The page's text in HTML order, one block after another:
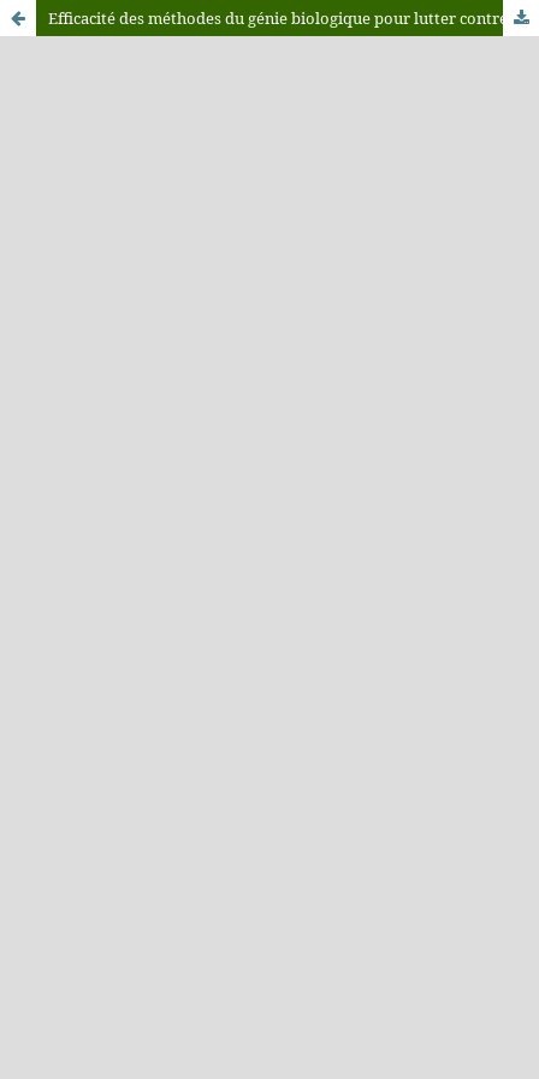
Efficacité des méthodes du génie biologique pour lutter contre l’érosion hydrique des talus marneux de l’autoroute Fès-Taza